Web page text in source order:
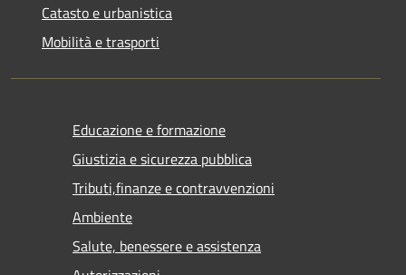
Catasto e urbanistica
Mobilità e trasporti
Educazione e formazione
Giustizia e sicurezza pubblica
Tributi,finanze e contravvenzioni
Ambiente
Salute, benessere e assistenza